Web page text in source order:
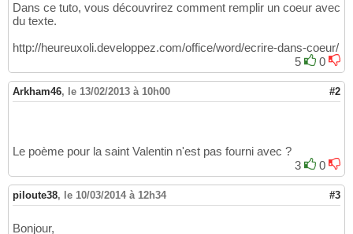
Dans ce tuto, vous découvrirez comment remplir un coeur avec
du texte.
http://heureuxoli.developpez.com/office/word/ecrire-dans-coeur/
5
0
Arkham46, le 13/02/2013 à 10h00 #2
Le poème pour la saint Valentin n'est pas fourni avec ?
3
0
piloute38, le 10/03/2014 à 12h34 #3
Bonjour,